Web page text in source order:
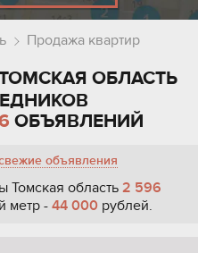
Продажа квартир
ОБЛАСТЬ
ОБЪЯВЛЕНИЙ
объявления
Томская область 2 596
метр - 44 000 рублей.